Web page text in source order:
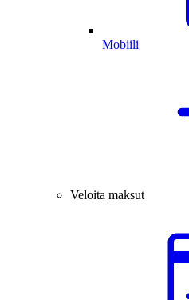
Mobiili
Veloita maksut